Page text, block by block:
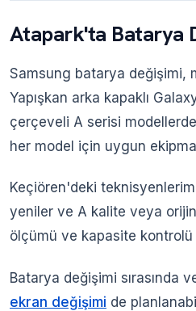
Atapark'ta Batarya
Samsung batarya değişimi,
Yapışkan arka kapaklı
çerçeveli A serisi
her model için uygun
Keçiören'deki
yeniler ve A kalite veya
ölçümü ve kapasite kontrolü
Batarya değişimi sırasında
ekran değişimi de